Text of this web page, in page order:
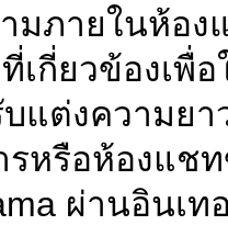
มภายในห้อง
เกี่ยวข้องเพื่
แต่งความยา
รหรือห้องแ
ผ่านอินเ